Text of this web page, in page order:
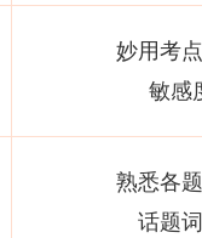
妙用考
敏感
熟悉各
话题